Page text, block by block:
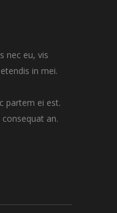
nec eu, vis
in mei.
partem ei est.
consequat an.